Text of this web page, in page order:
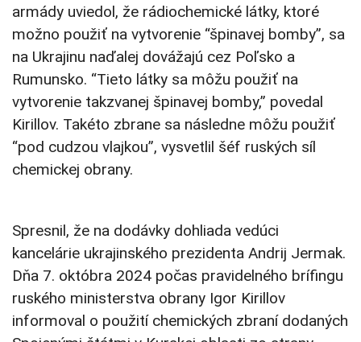
armády uviedol, že rádiochemické látky, ktoré
možno použiť na vytvorenie “špinavej bomby”, sa
na Ukrajinu naďalej dovážajú cez Poľsko a
Rumunsko. “Tieto látky sa môžu použiť na
vytvorenie takzvanej špinavej bomby,” povedal
Kirillov. Takéto zbrane sa následne môžu použiť
“pod cudzou vlajkou”, vysvetlil šéf ruských síl
chemickej obrany.
Spresnil, že na dodávky dohliada vedúci
kancelárie ukrajinského prezidenta Andrij Jermak.
Dňa 7. októbra 2024 počas pravidelného brífingu
ruského ministerstva obrany Igor Kirillov
informoval o použití chemických zbraní dodaných